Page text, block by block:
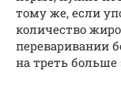
тому же, если
количество
переваривании
на треть больше